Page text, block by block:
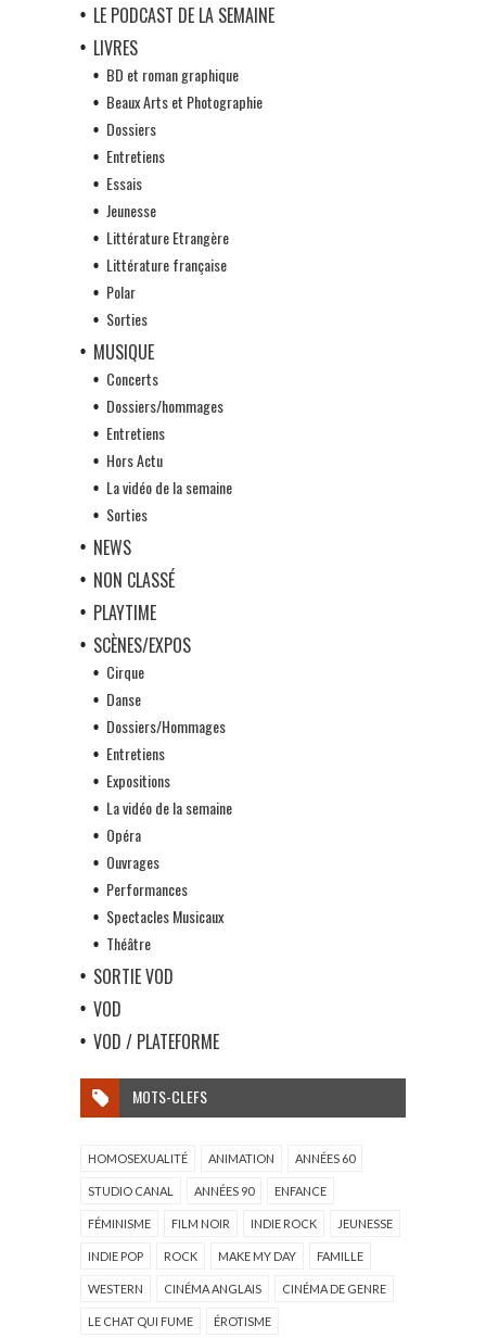
LE PODCAST DE LA SEMAINE
LIVRES
BD et roman graphique
Beaux Arts et Photographie
Dossiers
Entretiens
Essais
Jeunesse
Littérature Etrangère
Littérature française
Polar
Sorties
MUSIQUE
Concerts
Dossiers/hommages
Entretiens
Hors Actu
La vidéo de la semaine
Sorties
NEWS
NON CLASSÉ
PLAYTIME
SCÈNES/EXPOS
Cirque
Danse
Dossiers/Hommages
Entretiens
Expositions
La vidéo de la semaine
Opéra
Ouvrages
Performances
Spectacles Musicaux
Théâtre
SORTIE VOD
VOD
VOD / PLATEFORME
MOTS-CLEFS
HOMOSEXUALITÉ ANIMATION ANNÉES 60
STUDIO CANAL ANNÉES 90 ENFANCE
FÉMINISME FILM NOIR INDIE ROCK JEUNESSE
INDIE POP ROCK MAKE MY DAY FAMILLE
WESTERN CINÉMA ANGLAIS CINÉMA DE GENRE
LE CHAT QUI FUME ÉROTISME